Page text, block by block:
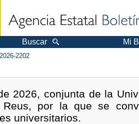
Buscar Mi
2202
2026, conjunta de la
Reus, por la que se
universitarios.